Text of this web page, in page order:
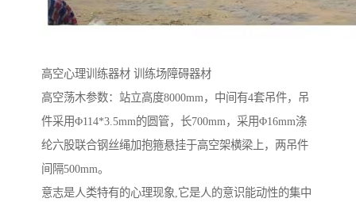
高空心理训练器材 训练场障碍器材
高空荡木参数：站立高度8000mm，中间有4套吊件，吊
件采用Φ114*3.5mm的圆管，长700mm，采用Φ16mm涤
纶六股联合钢丝绳加抱箍悬挂于高空架横梁上，两吊件
间隔500mm。
意志是人类特有的心理现象,它是人的意识能动性的集中